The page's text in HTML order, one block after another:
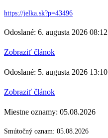
https://jelka.sk?p=43496
Odoslané: 6. augusta 2026 08:12
Zobraziť článok
Odoslané: 5. augusta 2026 13:10
Zobraziť článok
Miestne oznamy: 05.08.2026
Smútočný oznam: 05.08.2026